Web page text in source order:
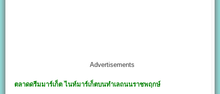
Advertisements
ตลาดดรีมมาร์เก็ต ไนท์มาร์เก็ตบนทำเลถนนราชพฤกษ์